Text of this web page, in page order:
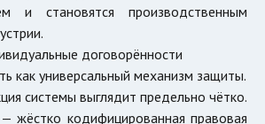
и становятся производственным
договорённости
как универсальный механизм защиты.
системы выглядит предельно чётко.
жёстко кодифицированная правовая